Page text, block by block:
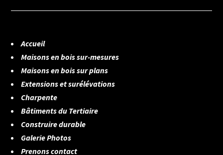
Accueil
Maisons en bois sur-mesures
Maisons en bois sur plans
Extensions et surélévations
Charpente
Bâtiments du Tertiaire
Construire durable
Galerie Photos
Prenons contact